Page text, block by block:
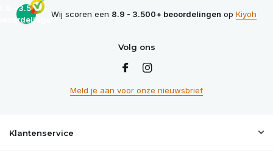
- 3.500+
Wij scoren een 8.9 - 3.500+ beoordelingen op Kiyoh
Volg ons
Meld je aan voor onze nieuwsbrief
Klantenservice